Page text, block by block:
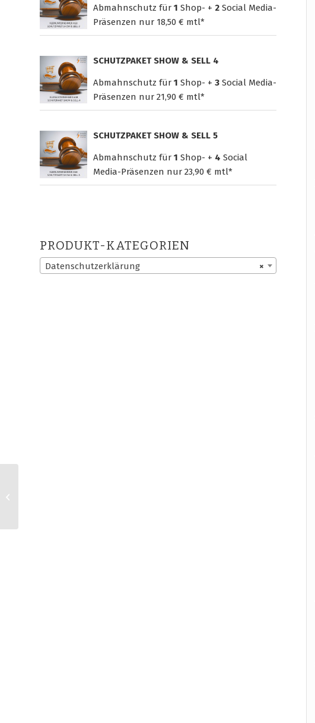
Abmahnschutz für 1 Shop- + 2 Social Media-
Präsenzen nur 18,50 € mtl*
SCHUTZPAKET SHOW & SELL 4
Abmahnschutz für 1 Shop- + 3 Social Media-
Präsenzen nur 21,90 € mtl*
SCHUTZPAKET SHOW & SELL 5
Abmahnschutz für 1 Shop- + 4 Social
Media-Präsenzen nur 23,90 € mtl*
PRODUKT-KATEGORIEN
×
Datenschutzerklärung